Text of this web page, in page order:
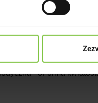
Golden
- 8Forma